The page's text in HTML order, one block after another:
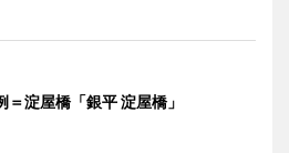
＝淀屋橋「銀平 淀屋橋」